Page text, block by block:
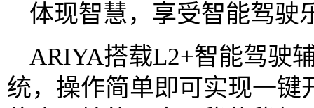
体现智慧，享受智能驾驶
ARIYA搭载L2+智能驾驶
统，操作简单即可实现一键